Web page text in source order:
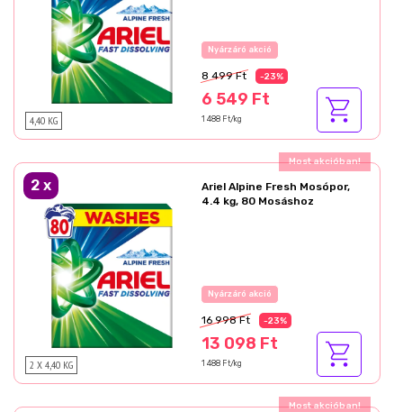
4,40 KG
Az akció részletei
8 499 Ft -23%
6 549 Ft
1 488 Ft/kg
Ajándék akció!
2 x
2 X 4,40 KG
Ariel Alpine Fresh Mosópor,
4.4 kg, 80 Mosáshoz
Az akció részletei
16 998 Ft -23%
13 098 Ft
1 488 Ft/kg
Ajándék akció!